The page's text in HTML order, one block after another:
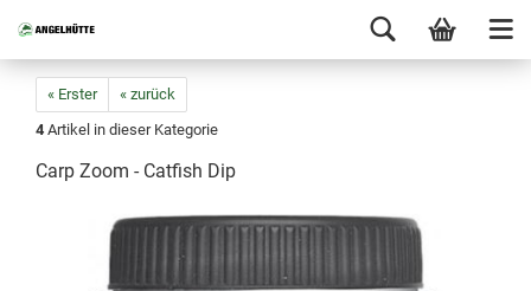
« Erster
« zurück
4 Artikel in dieser Kategorie
Carp Zoom - Catfish Dip